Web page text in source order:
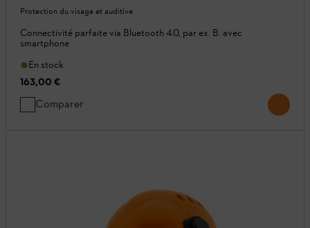
Protection du visage et auditive
Connectivité parfaite via Bluetooth 4.0, par ex. B. avec
smartphone
En stock
163,00 €
Comparer